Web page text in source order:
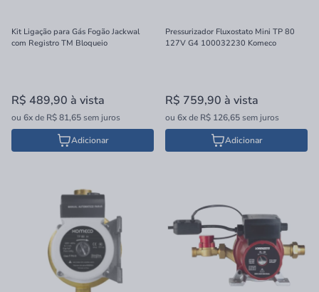
Kit Ligação para Gás Fogão Jackwal
com Registro TM Bloqueio
R$ 489,90 à vista
ou 6xde R$ 81,65sem juros
Adicionar
Pressurizador Fluxostato Mini TP 80
127V G4 100032230 Komeco
R$ 759,90 à vista
ou 6xde R$ 126,65sem juros
Adicionar